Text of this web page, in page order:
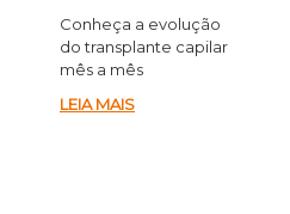
Conheça a evolução
do transplante capilar
mês a mês
LEIA MAIS